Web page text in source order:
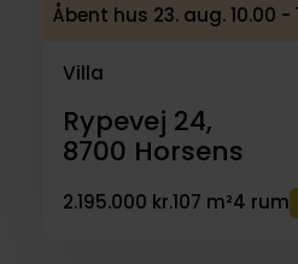
Åbent hus 23. aug. 10.00 -
Villa
Rypevej 24,
8700 Horsens
2.195.000 kr.107 m²4 rum